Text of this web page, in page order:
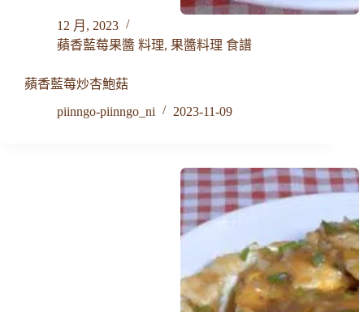
12 月, 2023
蘋香藍莓果醬 料理, 果醬料理 食譜
蘋香藍莓炒杏鮑菇
piinngo-piinngo_ni
2023-11-09